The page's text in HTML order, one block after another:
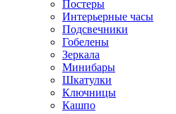
Постеры
Интерьерные часы
Подсвечники
Гобелены
Зеркала
Минибары
Шкатулки
Ключницы
Кашпо